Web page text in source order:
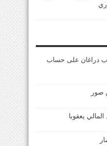
دراغان على حساب
صور
يعقوبا